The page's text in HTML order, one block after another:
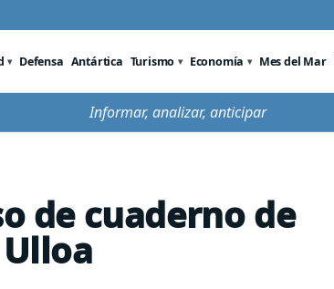
Defensa Antártica Turismo Economía Mes del Mar
Informar, analizar, anticipar
de cuaderno de